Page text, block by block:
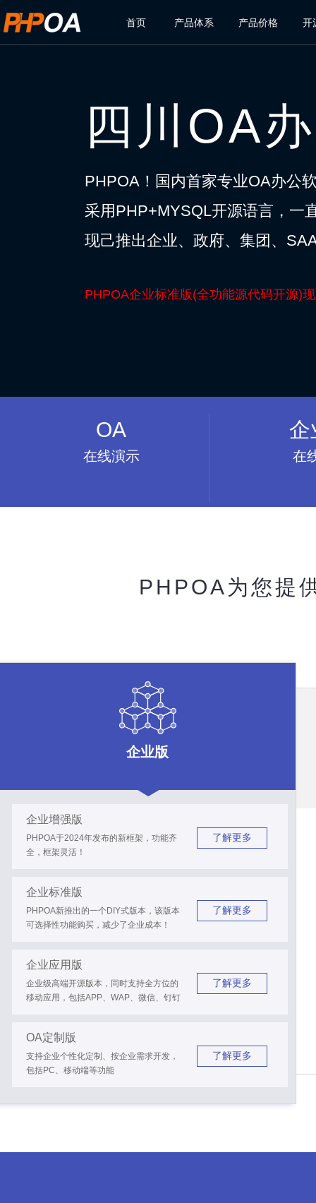
首页 产品体系 产品价格 开
四川OA
PHPOA！国内首家专业OA办公
采用PHP+MYSQL开源语言，一
现己推出企业、政府、集团、
PHPOA企业标准版(全功能源代码开源)
OA
在线演示
企
在
PHPOA为您提
企业版
企业增强版
PHPOA于2024年发布的新框架，功能齐
全，框架灵活！
了解更多
企业标准版
PHPOA新推出的一个DIY式版本，该版本
可选择性功能购买，减少了企业成本！
了解更多
企业应用版
企业级高端开源版本，同时支持全方位的
移动应用，包括APP、WAP、微信、钉钉
了解更多
OA定制版
支持企业个性化定制、按企业需求开发，
包括PC、移动端等功能
了解更多